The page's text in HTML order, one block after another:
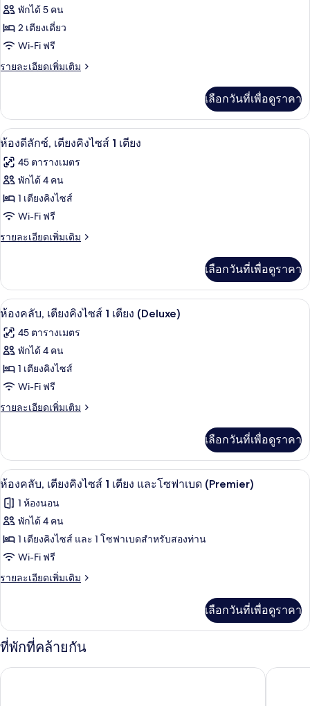
คิง
ไซส์
เตียง
ของ
ห้อง
เอ็ก
เซก
ทีฟ
สวีท,
เตียง
เดี่ยว
2
เตียง
(Grand)
พักได้ 5 คน
2 เตียงเดี่ยว
Wi-Fi ฟรี
รายละเอียดเพิ่มเติม
ราย
เกี่ยว
กับ
ห้อง
เซก
คิว
สวี
ท,
เดี่ยว
เลือกวันที่เพื่อดูราคา
เปิด
ภาพถ่าย
ทั้งหมด
ของ
ห้อง
ดี
ซ์,
เตียง
คิง
ไซส์
1
เตียง
ห้องดีลักซ์, เตียงคิงไซส์ 1 เตียง | ผ้าน
5
ห้องดีลักซ์, เตียงคิงไซส์ 1 เตียง
45 ตารางเมตร
พักได้ 4 คน
1 เตียงคิงไซส์
Wi-Fi ฟรี
รายละเอียดเพิ่มเติม
ราย
เกี่ยว
กับ
ห้อง
ลัก
ซ์,
คิง
ไซส์
เตียง
เลือกวันที่เพื่อดูราคา
เปิด
ภาพถ่าย
ทั้งหมด
ของ
ห้อง
คลับ,
คิง
ไซส์
1
เตียง
(Deluxe)
ห้องคลับ, เตียงคิงไซส์ 1 เตียง
4
ห้องคลับ, เตียงคิงไซส์ 1 เตียง (Deluxe)
45 ตารางเมตร
พักได้ 4 คน
1 เตียงคิงไซส์
Wi-Fi ฟรี
รายละเอียดเพิ่มเติม
ราย
เกี่ยว
กับ
ห้อง
เตียง
คิง
เตียง
เลือกวันที่เพื่อดูราคา
เปิด
ภาพถ่าย
ทั้งหมด
ของ
ห้อง
คลับ,
คิง
ไซส์
1
เตียง
ห้องคลับ, เตียงคิงไซส์ 1 เตียง และโซ
8
ห้องคลับ, เตียงคิงไซส์ 1 เตียง และโซฟาเบด (Premier)
1 ห้องนอน
พักได้ 4 คน
1 เตียงคิงไซส์ และ 1 โซฟาเบดสำหรับสองท่าน
Wi-Fi ฟรี
รายละเอียดเพิ่มเติม
ราย
เกี่ยว
กับ
ห้อง
เตียง
เลือกวันที่เพื่อดูราคา
ที่พักที่คล้ายกัน
ฮิลตัน ฟุกุโอกะ ซี ฮอว์ค THE